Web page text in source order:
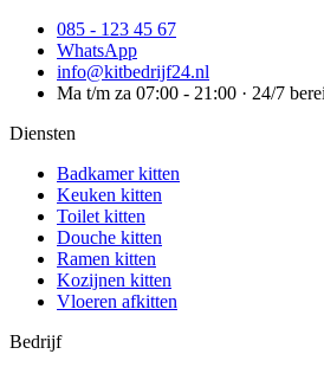
085 - 123 45 67
WhatsApp
info@kitbedrijf24.nl
Ma t/m za 07:00 - 21:00 · 24/7
Diensten
Badkamer kitten
Keuken kitten
Toilet kitten
Douche kitten
Ramen kitten
Kozijnen kitten
Vloeren afkitten
Bedrijf